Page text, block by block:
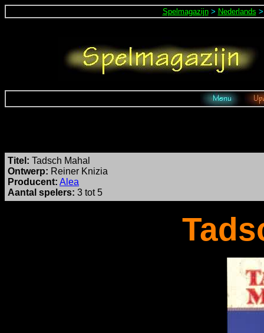
Spelmagazijn> Nederlands
Titel: Tadsch Mahal
Ontwerp: Reiner Knizia
Producent: Alea
Aantal spelers: 3 tot 5